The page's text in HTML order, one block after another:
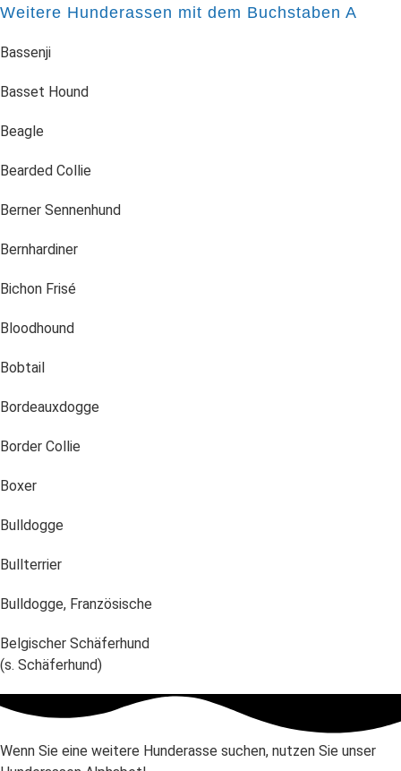
Weitere Hunderassen mit dem Buchstaben A
Bassenji
Basset Hound
Beagle
Bearded Collie
Berner Sennenhund
Bernhardiner
Bichon Frisé
Bloodhound
Bobtail
Bordeauxdogge
Border Collie
Boxer
Bulldogge
Bullterrier
Bulldogge, Französische
Belgischer Schäferhund
(s. Schäferhund)
Wenn Sie eine weitere Hunderasse suchen, nutzen Sie unser